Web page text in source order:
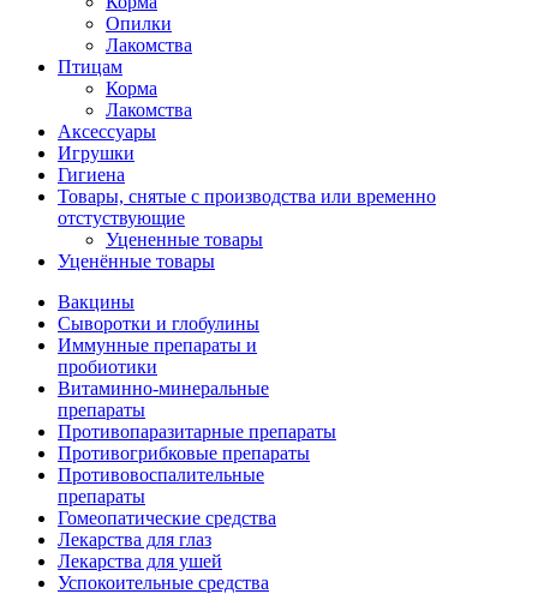
Опилки
Лакомства
Птицам
Корма
Лакомства
Аксессуары
Игрушки
Гигиена
Товары, снятые с производства или временно
отстуствующие
Уцененные товары
Уценённые товары
Вакцины
Сыворотки и глобулины
Иммунные препараты и
пробиотики
Витаминно-минеральные
препараты
Противопаразитарные препараты
Противогрибковые препараты
Противовоспалительные
препараты
Гомеопатические средства
Лекарства для глаз
Лекарства для ушей
Успокоительные средства